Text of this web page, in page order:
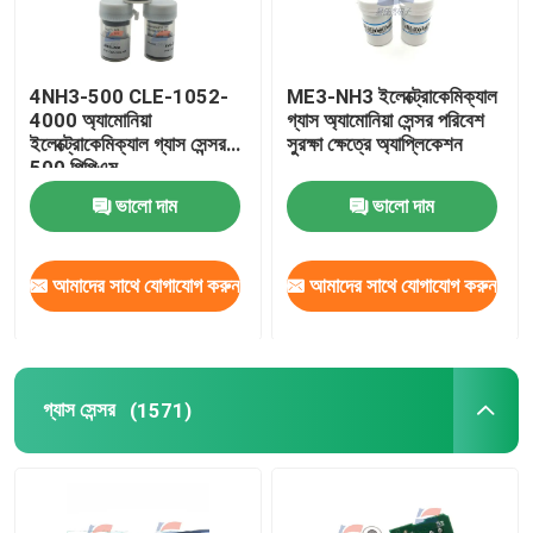
বাড়ি
পণ্য
ভিআর শো
4NH3-500 CLE-1052-
4000 অ্যামোনিয়া
ইলেক্ট্রোকেমিক্যাল গ্যাস সেন্সর
500 পিপিএম
ভালো দাম
আমাদের সাথে যোগাযোগ করুন
ME3-NH3 ইলেক্ট্রোকেমিক্যাল
গ্যাস অ্যামোনিয়া সেন্সর পরিবেশ
সুরক্ষা ক্ষেত্রে অ্যাপ্লিকেশন
ভালো দাম
আমাদের সাথে যোগাযোগ করুন
গ্যাস সেন্সর (1571)